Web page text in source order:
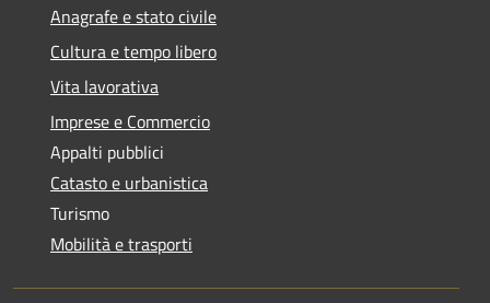
Anagrafe e stato civile
Cultura e tempo libero
Vita lavorativa
Imprese e Commercio
Appalti pubblici
Catasto e urbanistica
Turismo
Mobilità e trasporti